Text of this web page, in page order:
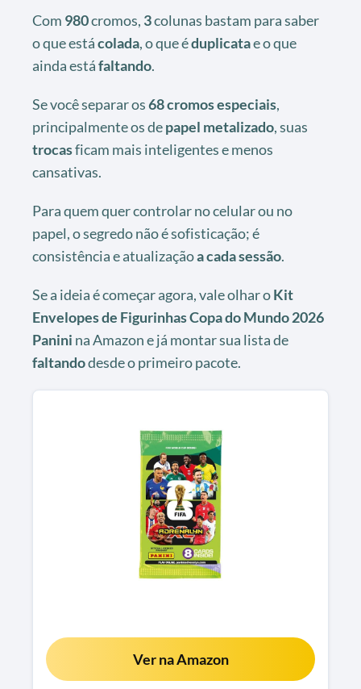
Com 980cromos, 3colunas bastam para saber
o que estácolada, o que éduplicatae o que
ainda estáfaltando.
Se você separar os68cromos especiais,
principalmente os depapel metalizado, suas
trocasficam mais inteligentes e menos
cansativas.
Para quem quer controlar no celular ou no
papel, o segredo não é sofisticação; é
consistência e atualizaçãoa cada sessão.
Se a ideia é começar agora, vale olhar oKit
Envelopes de Figurinhas Copa do Mundo 2026
Panini na Amazon e já montar sua lista de
faltandodesde o primeiro pacote.
Ver na Amazon